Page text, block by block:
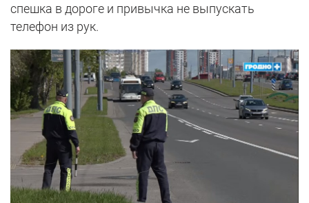
спешка в дороге и привычка не выпускать
телефон из рук.